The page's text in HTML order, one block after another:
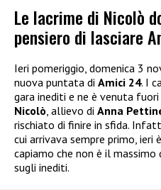
Le lacrime di Nicolò
pensiero di lasciare
Ieri pomeriggio, domenica 3
nuova puntata di Amici 24. I
gara inediti e ne è venuta
Nicolò, allievo di Anna
rischiato di finire in sfida.
cui arrivava sempre primo, ieri
capiamo che non è il massimo
sugli inediti.